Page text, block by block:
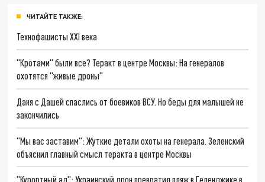
ЧИТАЙТЕ ТАКЖЕ:
Технофашисты XXI века
"Кротами" были все? Теракт в центре Москвы: На генералов
охотятся "живые дроны"
Даня с Дашей спаслись от боевиков ВСУ. Но беды для малышей не
закончились
"Мы вас заставим": Жуткие детали охоты на генерала. Зеленский
объяснил главный смысл теракта в центре Москвы
"Курортный ад": Украинский дрон превратил пляж в Геленджике в